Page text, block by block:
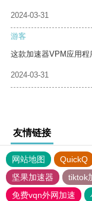
2024-03-31
游客
这款加速器VPM应用程
2024-03-31
友情链接
网站地图 QuickQ
坚果加速器
tiktok
免费vqn外网加速